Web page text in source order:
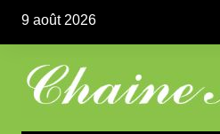
contenu
9 août 2026